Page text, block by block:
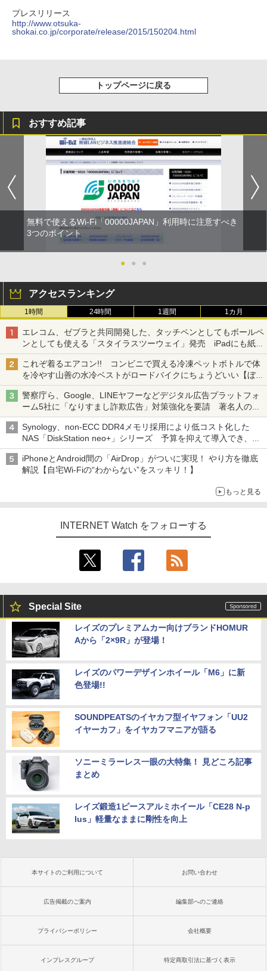
プレスリリース
http://www.otsuka-
shokai.co.jp/corporate/release/2015/150204.html
トップページに戻る
おすすめ記事
無料で使えるWi-Fi「00000JAPAN」利用時に注意すべき
3つのポイント
● ● ●
アクセスランキング
1時間 24時間 1週間 1カ月
エレコム、ゼブラと共同開発した、タッチペンとしてもボールペ
ンとしても使える「スタイラスツーウェイ」発売 iPadにも紙に
も、持ち替えずに書き込める
これぞ着るエアコン!! コンビニで買える冷凍ペットボトルで体
を冷やす山善の水冷ベストがロードバイクにちょうどいい【ぼっ
ち・ざ・ろーど！その14】【空いた時間でなにしてる？】
警察庁ら、Google、LINEヤフーなどデジタル広告プラットフォ
ーム5社に「なりすまし詐欺広告」対策強化を要請 著名人の写
真や映像を使った投資詐欺などへの対策として
Synology、non-ECC DDR4メモリ採用により低コスト化した
NAS「DiskStation neo+」シリーズ 予算を抑えて導入でき、
ECCメモリへのアップグレードも可能
iPhoneとAndroid間の「AirDrop」がついに実現！ やり方を徹底
解説【自宅Wi-Fiの“わからない”をスッキリ！】
もっと見る
INTERNET Watch をフォローする
Special Site
レイズのプレミアムカー向けブランドHOMUR
Aから「2×9R」が登場！
レイズのパワーデザインホイール「M6」に新
色登場!!
SOUNDPEATSのイヤカフ型イヤフォン「UU2
イヤーカフ」をイヤカフマニアが語る
ソニーミラーレス一眼の大特集！ 見どころ記事
まとめ
レイズ鍛造1ピースアルミホイール「CE28 N-p
lus」軽量なままに剛性を向上
本サイトのご利用について お問い合わせ
広告掲載のご案内 編集部へのご連絡
プライバシーポリシー 会社概要
インプレスグループ 特定商取引法に基づく表示